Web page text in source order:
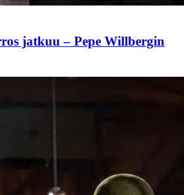
jatkuu – Pepe Willbergin